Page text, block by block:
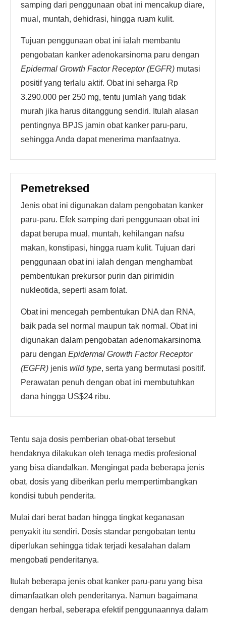
samping dari penggunaan obat ini mencakup diare,
mual, muntah, dehidrasi, hingga ruam kulit.
Tujuan penggunaan obat ini ialah membantu
pengobatan kanker adenokarsinoma paru dengan
Epidermal Growth Factor Receptor (EGFR) mutasi
positif yang terlalu aktif. Obat ini seharga Rp
3.290.000 per 250 mg, tentu jumlah yang tidak
murah jika harus ditanggung sendiri. Itulah alasan
pentingnya BPJS jamin obat kanker paru-paru,
sehingga Anda dapat menerima manfaatnya.
Pemetreksed
Jenis obat ini digunakan dalam pengobatan kanker
paru-paru. Efek samping dari penggunaan obat ini
dapat berupa mual, muntah, kehilangan nafsu
makan, konstipasi, hingga ruam kulit. Tujuan dari
penggunaan obat ini ialah dengan menghambat
pembentukan prekursor purin dan pirimidin
nukleotida, seperti asam folat.
Obat ini mencegah pembentukan DNA dan RNA,
baik pada sel normal maupun tak normal. Obat ini
digunakan dalam pengobatan adenomakarsinoma
paru dengan Epidermal Growth Factor Receptor
(EGFR) jenis wild type, serta yang bermutasi positif.
Perawatan penuh dengan obat ini membutuhkan
dana hingga US$24 ribu.
Tentu saja dosis pemberian obat-obat tersebut
hendaknya dilakukan oleh tenaga medis profesional
yang bisa diandalkan. Mengingat pada beberapa jenis
obat, dosis yang diberikan perlu mempertimbangkan
kondisi tubuh penderita.
Mulai dari berat badan hingga tingkat keganasan
penyakit itu sendiri. Dosis standar pengobatan tentu
diperlukan sehingga tidak terjadi kesalahan dalam
mengobati penderitanya.
Itulah beberapa jenis obat kanker paru-paru yang bisa
dimanfaatkan oleh penderitanya. Namun bagaimana
dengan herbal, seberapa efektif penggunaannya dalam